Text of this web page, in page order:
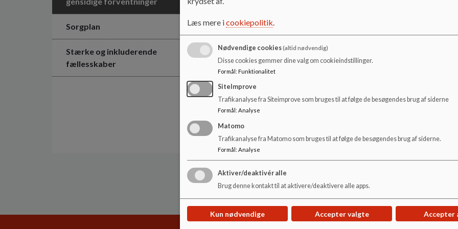
Sorgplan
Stærke og inkluderende
fællesskaber
I vedhæftede kan du læse mere om vores "Mission,
forventninger, vi har til hinanden som elev, forælder og
Dokumenter
Vision og gensidige forventninger_0.pdf
Læs mere icookiepolitik.
Nødvendige cookies(altid nødvendig)
Disse cookies gemmer dine valg om cookieindstillinger.
Formål: Funktionalitet
SiteImprove
Trafikanalyse fra Siteimprove som bruges til at følge de besøgendes brug af siderne
Formål : Analyse
Matomo
Trafikanalyse fra Matomo som bruges til at følge de besøgendes brug af siderne.
Formål : Analyse
Aktiver/deaktivér alle
Brug denne kontakt til at aktivere/deaktivere alle apps.
Kun nødvendige Accepter valgte Accepter